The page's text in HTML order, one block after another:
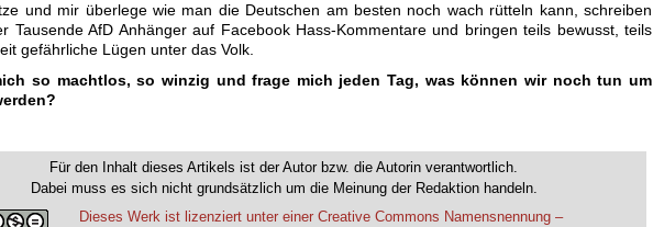
und mir überlege wie man die Deutschen am besten noch wach rütteln kann, schreiben
Tausende AfD Anhänger auf Facebook Hass-Kommentare und bringen teils bewusst, teils
gefährliche Lügen unter das Volk.
so machtlos, so winzig und frage mich jeden Tag, was können wir noch tun um
Für den Inhalt dieses Artikels ist der Autor bzw. die Autorin verantwortlich.
Dabei muss es sich nicht grundsätzlich um die Meinung der Redaktion handeln.
Dieses Werk ist lizenziert unter einer Creative Commons Namensnennung –